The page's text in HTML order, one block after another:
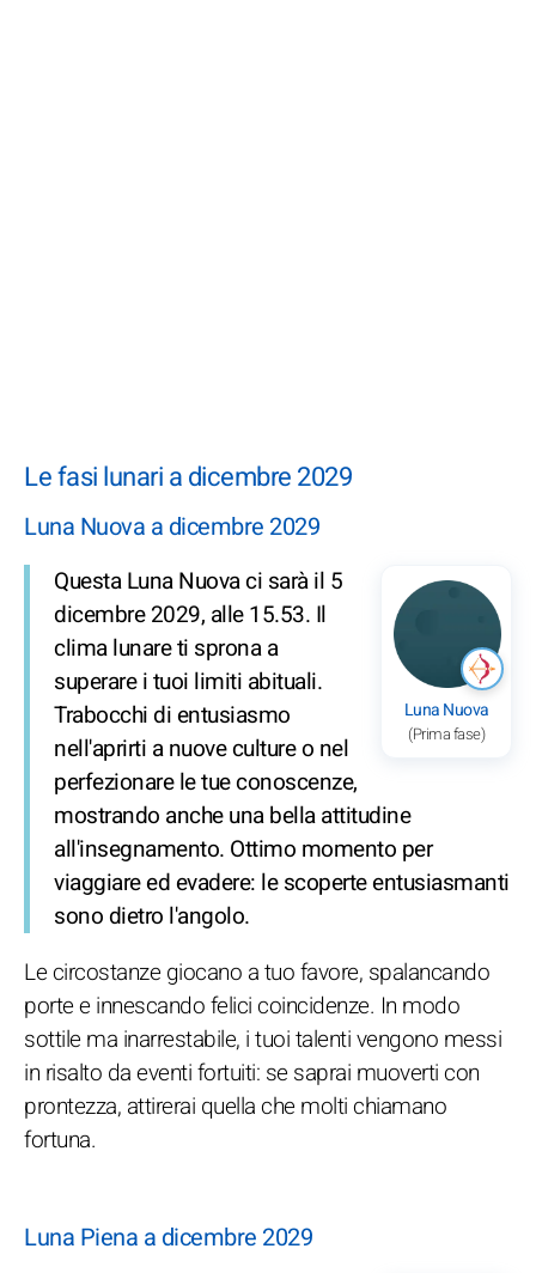
Le fasi lunari a dicembre 2029
Luna Nuova a dicembre 2029
Luna Nuova
(Prima fase)
Questa Luna Nuova ci sarà il 5
dicembre 2029, alle 15.53. Il
clima lunare ti sprona a
superare i tuoi limiti abituali.
Trabocchi di entusiasmo
nell'aprirti a nuove culture o nel
perfezionare le tue conoscenze,
mostrando anche una bella attitudine
all'insegnamento. Ottimo momento per
viaggiare ed evadere: le scoperte entusiasmanti
sono dietro l'angolo.
Le circostanze giocano a tuo favore, spalancando
porte e innescando felici coincidenze. In modo
sottile ma inarrestabile, i tuoi talenti vengono messi
in risalto da eventi fortuiti: se saprai muoverti con
prontezza, attirerai quella che molti chiamano
fortuna.
Luna Piena a dicembre 2029